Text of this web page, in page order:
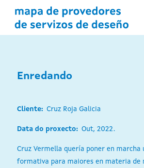
contido
Enredando
Cliente Cruz Roja Galicia
Data do proxecto Out, 2022.
Cruz Vermella quería poner en marcha
formativa para maiores en materia de